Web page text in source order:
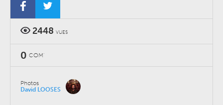
2448 VUES
0 COM'
Photos
David LOOSES